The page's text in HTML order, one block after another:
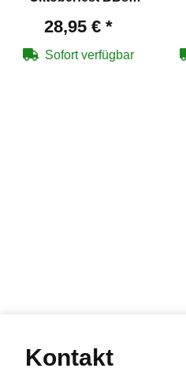
verkupfert
28,95 € *
Sofort verfügbar
Kontakt